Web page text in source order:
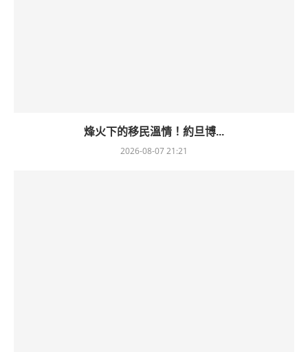
烽火下的移民溫情！約旦博...
2026-08-07 21:21